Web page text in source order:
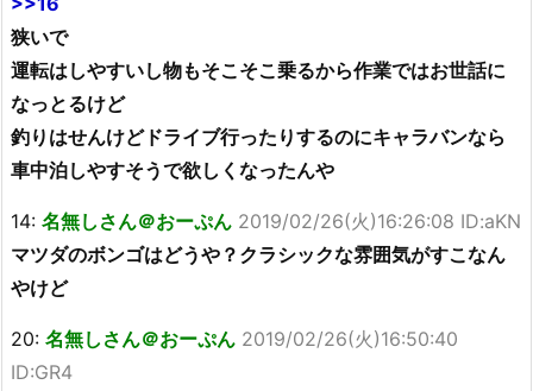
狭いで
運転はしやすいし物もそこそこ乗るから作業ではお世話に
なっとるけど
釣りはせんけどドライブ行ったりするのにキャラバンなら
車中泊しやすそうで欲しくなったんや
14: 名無しさん＠おーぷん 2019/02/26(火)16:26:08 ID:aKN
マツダのボンゴはどうや？クラシックな雰囲気がすこなん
やけど
20: 名無しさん＠おーぷん 2019/02/26(火)16:50:40
ID:GR4